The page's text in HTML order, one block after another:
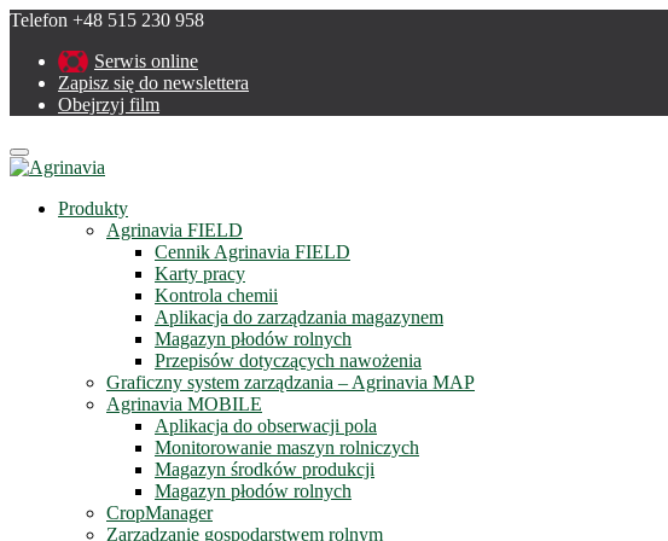
Telefon +48 515 230 958
Serwis online
Zapisz się do newslettera
Obejrzyj film
Menu
Produkty
Agrinavia FIELD
Cennik Agrinavia FIELD
Karty pracy
Kontrola chemii
Aplikacja do zarządzania magazynem
Magazyn płodów rolnych
Przepisów dotyczących nawożenia
Graficzny system zarządzania – Agrinavia MAP
Agrinavia MOBILE
Aplikacja do obserwacji pola
Monitorowanie maszyn rolniczych
Magazyn środków produkcji
Magazyn płodów rolnych
CropManager
Zarządzanie gospodarstwem rolnym